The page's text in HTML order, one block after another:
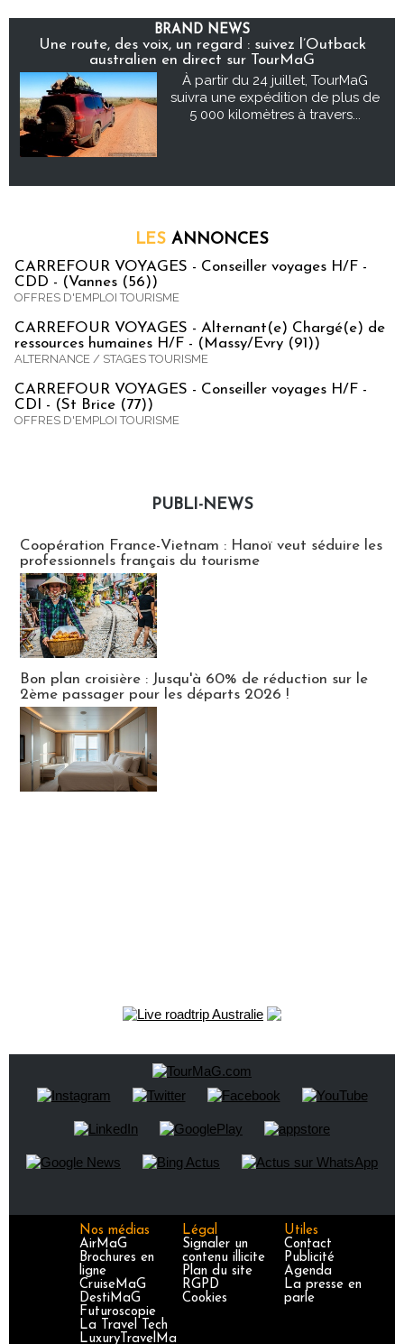
BRAND NEWS
Une route, des voix, un regard : suivez l’Outback
australien en direct sur TourMaG
À partir du 24 juillet, TourMaG
suivra une expédition de plus de
5 000 kilomètres à travers...
LES ANNONCES
CARREFOUR VOYAGES - Conseiller voyages H/F -
CDD - (Vannes (56))
OFFRES D'EMPLOI TOURISME
CARREFOUR VOYAGES - Alternant(e) Chargé(e) de
ressources humaines H/F - (Massy/Evry (91))
ALTERNANCE / STAGES TOURISME
CARREFOUR VOYAGES - Conseiller voyages H/F -
CDI - (St Brice (77))
OFFRES D'EMPLOI TOURISME
PUBLI-NEWS
Coopération France-Vietnam : Hanoï veut séduire les
professionnels français du tourisme
Bon plan croisière : Jusqu'à 60% de réduction sur le
2ème passager pour les départs 2026 !
Nos médias
AirMaG
Brochures en
ligne
CruiseMaG
DestiMaG
Futuroscopie
La Travel Tech
LuxuryTravelMa
Légal
Signaler un
contenu illicite
Plan du site
RGPD
Cookies
Utiles
Contact
Publicité
Agenda
La presse en
parle